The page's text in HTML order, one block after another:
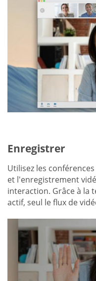
Enregistrer
Utilisez les
et l'enregistrement
interaction. Grâce à la
actif, seul le flux de